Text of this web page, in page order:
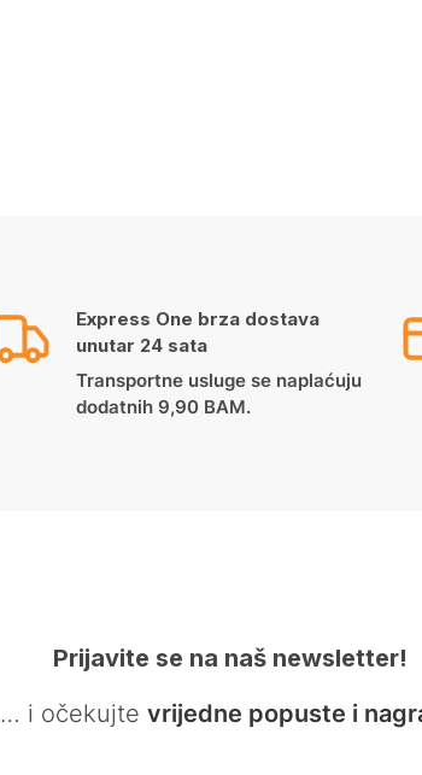
Express One brza dostava
unutar 24 sata
Transportne usluge se naplaćuju
dodatnih 9,90 BAM.
Prijavite se na naš newsletter!
… i očekujte vrijedne popuste i